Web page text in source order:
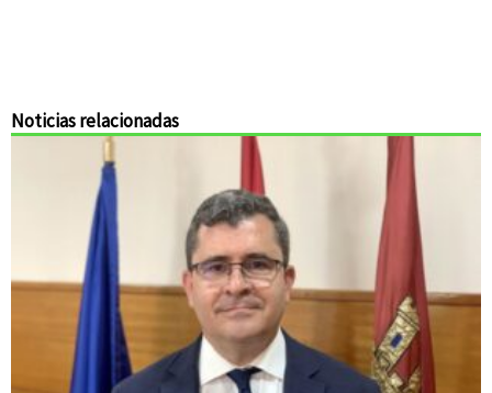
Noticias relacionadas